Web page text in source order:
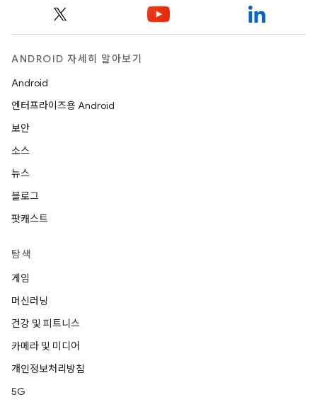
ANDROID 자세히 알아보기
Android
엔터프라이즈용 Android
보안
소스
뉴스
블로그
팟캐스트
탐색
게임
머신러닝
건강 및 피트니스
카메라 및 미디어
개인정보처리방침
5G